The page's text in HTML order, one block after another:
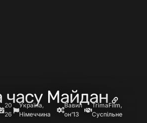
Майдан
20
26
Україна,
Німеччина
Вавил
он’13
TrimaFilm,
Суспільне